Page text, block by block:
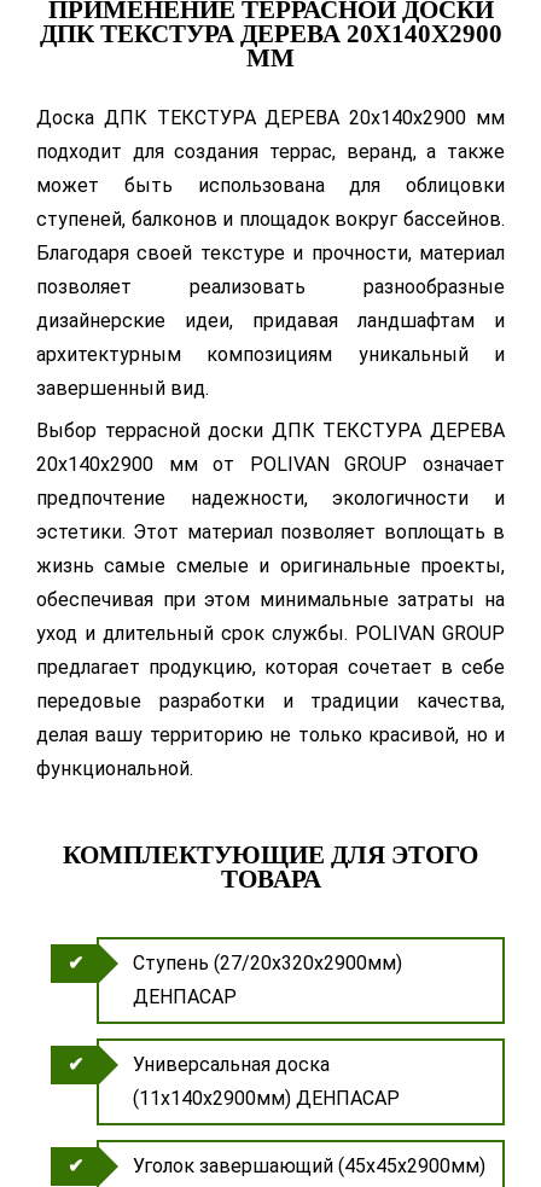
ПРИМЕНЕНИЕ ТЕРРАСНОЙ ДОСКИ
ДПК ТЕКСТУРА ДЕРЕВА 20Х140Х2900
ММ
Доска ДПК ТЕКСТУРА ДЕРЕВА 20х140х2900 мм
подходит для создания террас, веранд, а также
может быть использована для облицовки
ступеней, балконов и площадок вокруг бассейнов.
Благодаря своей текстуре и прочности, материал
позволяет реализовать разнообразные
дизайнерские идеи, придавая ландшафтам и
архитектурным композициям уникальный и
завершенный вид.
Выбор террасной доски ДПК ТЕКСТУРА ДЕРЕВА
20х140х2900 мм от POLIVAN GROUP означает
предпочтение надежности, экологичности и
эстетики. Этот материал позволяет воплощать в
жизнь самые смелые и оригинальные проекты,
обеспечивая при этом минимальные затраты на
уход и длительный срок службы. POLIVAN GROUP
предлагает продукцию, которая сочетает в себе
передовые разработки и традиции качества,
делая вашу территорию не только красивой, но и
функциональной.
КОМПЛЕКТУЮЩИЕ ДЛЯ ЭТОГО
ТОВАРА
Ступень (27/20х320х2900мм)
ДЕНПАСАР
Универсальная доска
(11х140х2900мм) ДЕНПАСАР
Уголок завершающий (45х45х2900мм)